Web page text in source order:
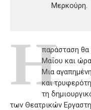
Μερκούρη.
Ηπαράσταση θα
Μαΐου και
Μια
και
τη
των Θεατρικών